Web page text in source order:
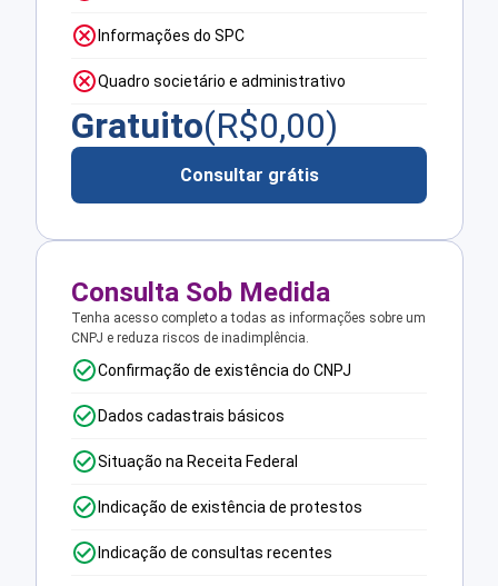
Informações do SPC
Quadro societário e administrativo
Gratuito(R$0,00)
Consultar grátis
Consulta Sob Medida
Tenha acesso completo a todas as informações sobre um
CNPJ e reduza riscos de inadimplência.
Confirmação de existência do CNPJ
Dados cadastrais básicos
Situação na Receita Federal
Indicação de existência de protestos
Indicação de consultas recentes